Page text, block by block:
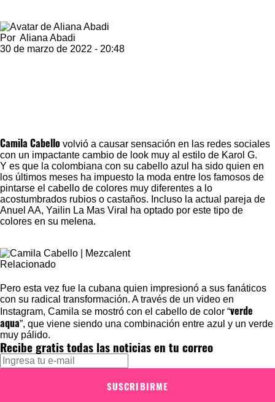
Por Aliana Abadi
30 de marzo de 2022 - 20:48
Camila Cabello volvió a causar sensación en las redes sociales
con un impactante cambio de look muy al estilo de Karol G.
Y es que la colombiana con su cabello azul ha sido quien en
los últimos meses ha impuesto la moda entre los famosos de
pintarse el cabello de colores muy diferentes a lo
acostumbrados rubios o castaños. Incluso la actual pareja de
Anuel AA, Yailin La Mas Viral ha optado por este tipo de
colores en su melena.
Relacionado
Pero esta vez fue la cubana quien impresionó a sus fanáticos
con su radical transformación. A través de un video en
Instagram, Camila se mostró con el cabello de color “verde
aqua”, que viene siendo una combinación entre azul y un verde
muy pálido.
Recibe gratis todas las noticias en tu correo
SUSCRIBIRME